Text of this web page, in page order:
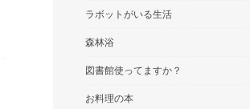
ラボットがいる生活
森林浴
図書館使ってますか？
お料理の本